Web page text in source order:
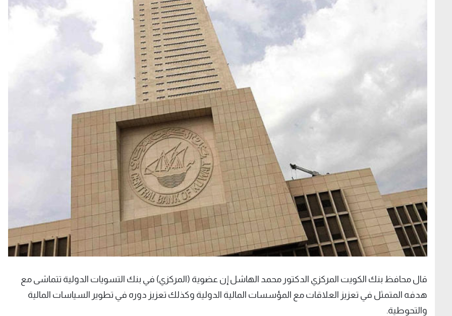
قال محافظ بنك الكويت المركزي الدكتور محمد الهاشل إن عضوية (المركزي) في بنك التسويات الدولية تتماشى مع
هدفه المتمثل في تعزيز العلاقات مع المؤسسات المالية الدولية وكذلك تعزيز دوره في تطوير السياسات المالية
والتحوطية.